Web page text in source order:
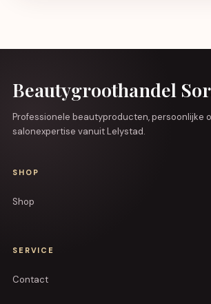
Beautygroothandel
Professionele beautyproducten, persoonlijke
salonexpertise vanuit Lelystad.
SHOP
Shop
SERVICE
Contact